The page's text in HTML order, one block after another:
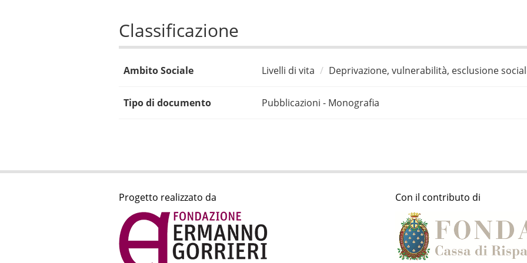
Classificazione
Ambito Sociale Livelli di vita Deprivazione, vulnerabilità, esclusione
Tipo di documento Pubblicazioni - Monografia
Progetto realizzato da Con il contributo di